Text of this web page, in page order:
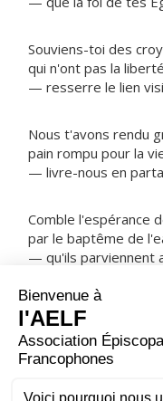
Souviens-toi des
qui n'ont pas la
— resserre le lien
Nous t'avons rendu
pain rompu pour la
— livre-nous en
Comble l'espérance
par le baptême de
— qu'ils parviennent
NOTRE PÈRE
ORAISON
déroulent dans la